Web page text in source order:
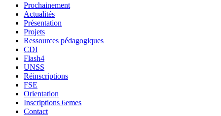
Prochainement
Actualités
Présentation
Projets
Ressources pédagogiques
CDI
Flash4
UNSS
Réinscriptions
FSE
Orientation
Inscriptions 6emes
Contact